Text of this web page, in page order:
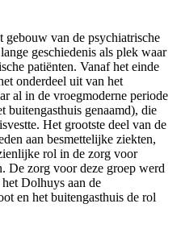
van de psychiatrische
geschiedenis als plek waar
patiënten. Vanaf het einde
onderdeel uit van het
al in de vroegmoderne periode
buitengasthuis genaamd), die
Het grootste deel van de
aan besmettelijke ziekten,
rol in de zorg voor
De zorg voor deze groep werd
Dolhuys aan de
en het buitengasthuis de rol